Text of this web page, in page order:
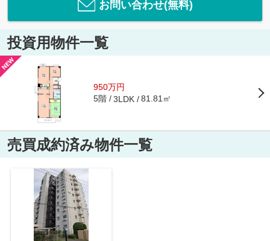
お問い合わせ(無料)
投資用物件一覧
950万円
5階 3LDK 81.81㎡
売買成約済み物件一覧